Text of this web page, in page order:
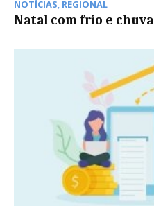
NOTÍCIAS, REGIONAL
Natal com frio e chuva